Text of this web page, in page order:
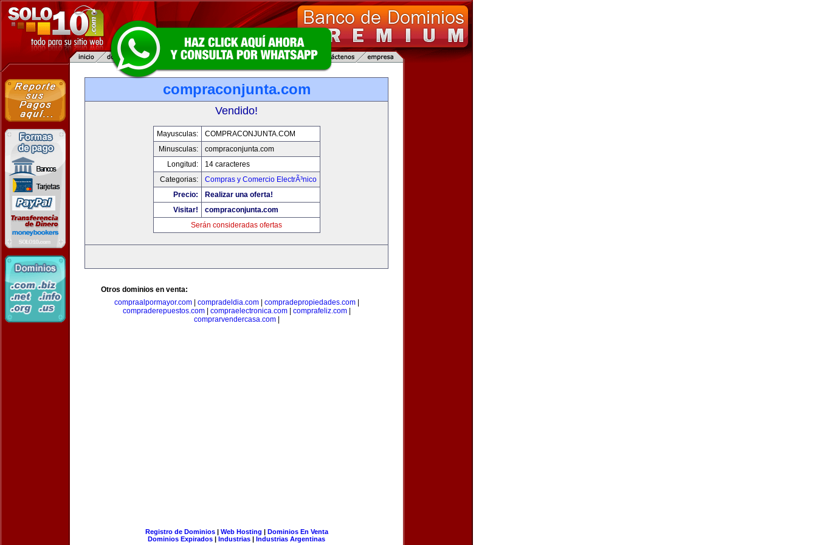
compraconjunta.com
Vendido!
Mayusculas:
COMPRACONJUNTA.COM
Minusculas:
compraconjunta.com
Longitud:
14 caracteres
Categorias:
Compras y Comercio ElectrÃ³nico
Precio:
Realizar una oferta!
Visitar!
compraconjunta.com
Serán consideradas ofertas
Otros dominios en venta:
compraalpormayor.com| compradeldia.com| compradepropiedades.com|
compraderepuestos.com| compraelectronica.com| comprafeliz.com|
comprarvendercasa.com|
Registro de Dominios| Web Hosting | Dominios En Venta
Dominios Expirados | Industrias | Industrias Argentinas